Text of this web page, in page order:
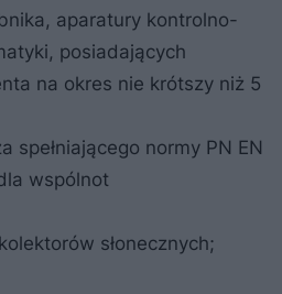
aparatury kontrolno-
posiadających
na okres nie krótszy niż 5
spełniającego normy PN EN
wspólnot
słonecznych;